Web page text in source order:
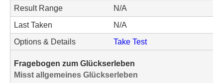
Result Range
N/A
Last Taken
N/A
Options & Details
Take Test
Fragebogen zum Glückserleben
Misst allgemeines Glückserleben